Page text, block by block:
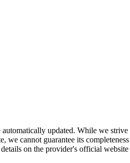
updated. While we strive
we cannot guarantee its completeness
on the provider's official website